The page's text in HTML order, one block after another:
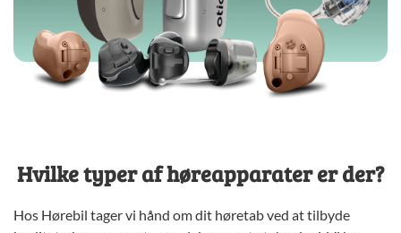
Hvilke typer af høreapparater er der?
Hos Hørebil tager vi hånd om dit høretab ved at tilbyde